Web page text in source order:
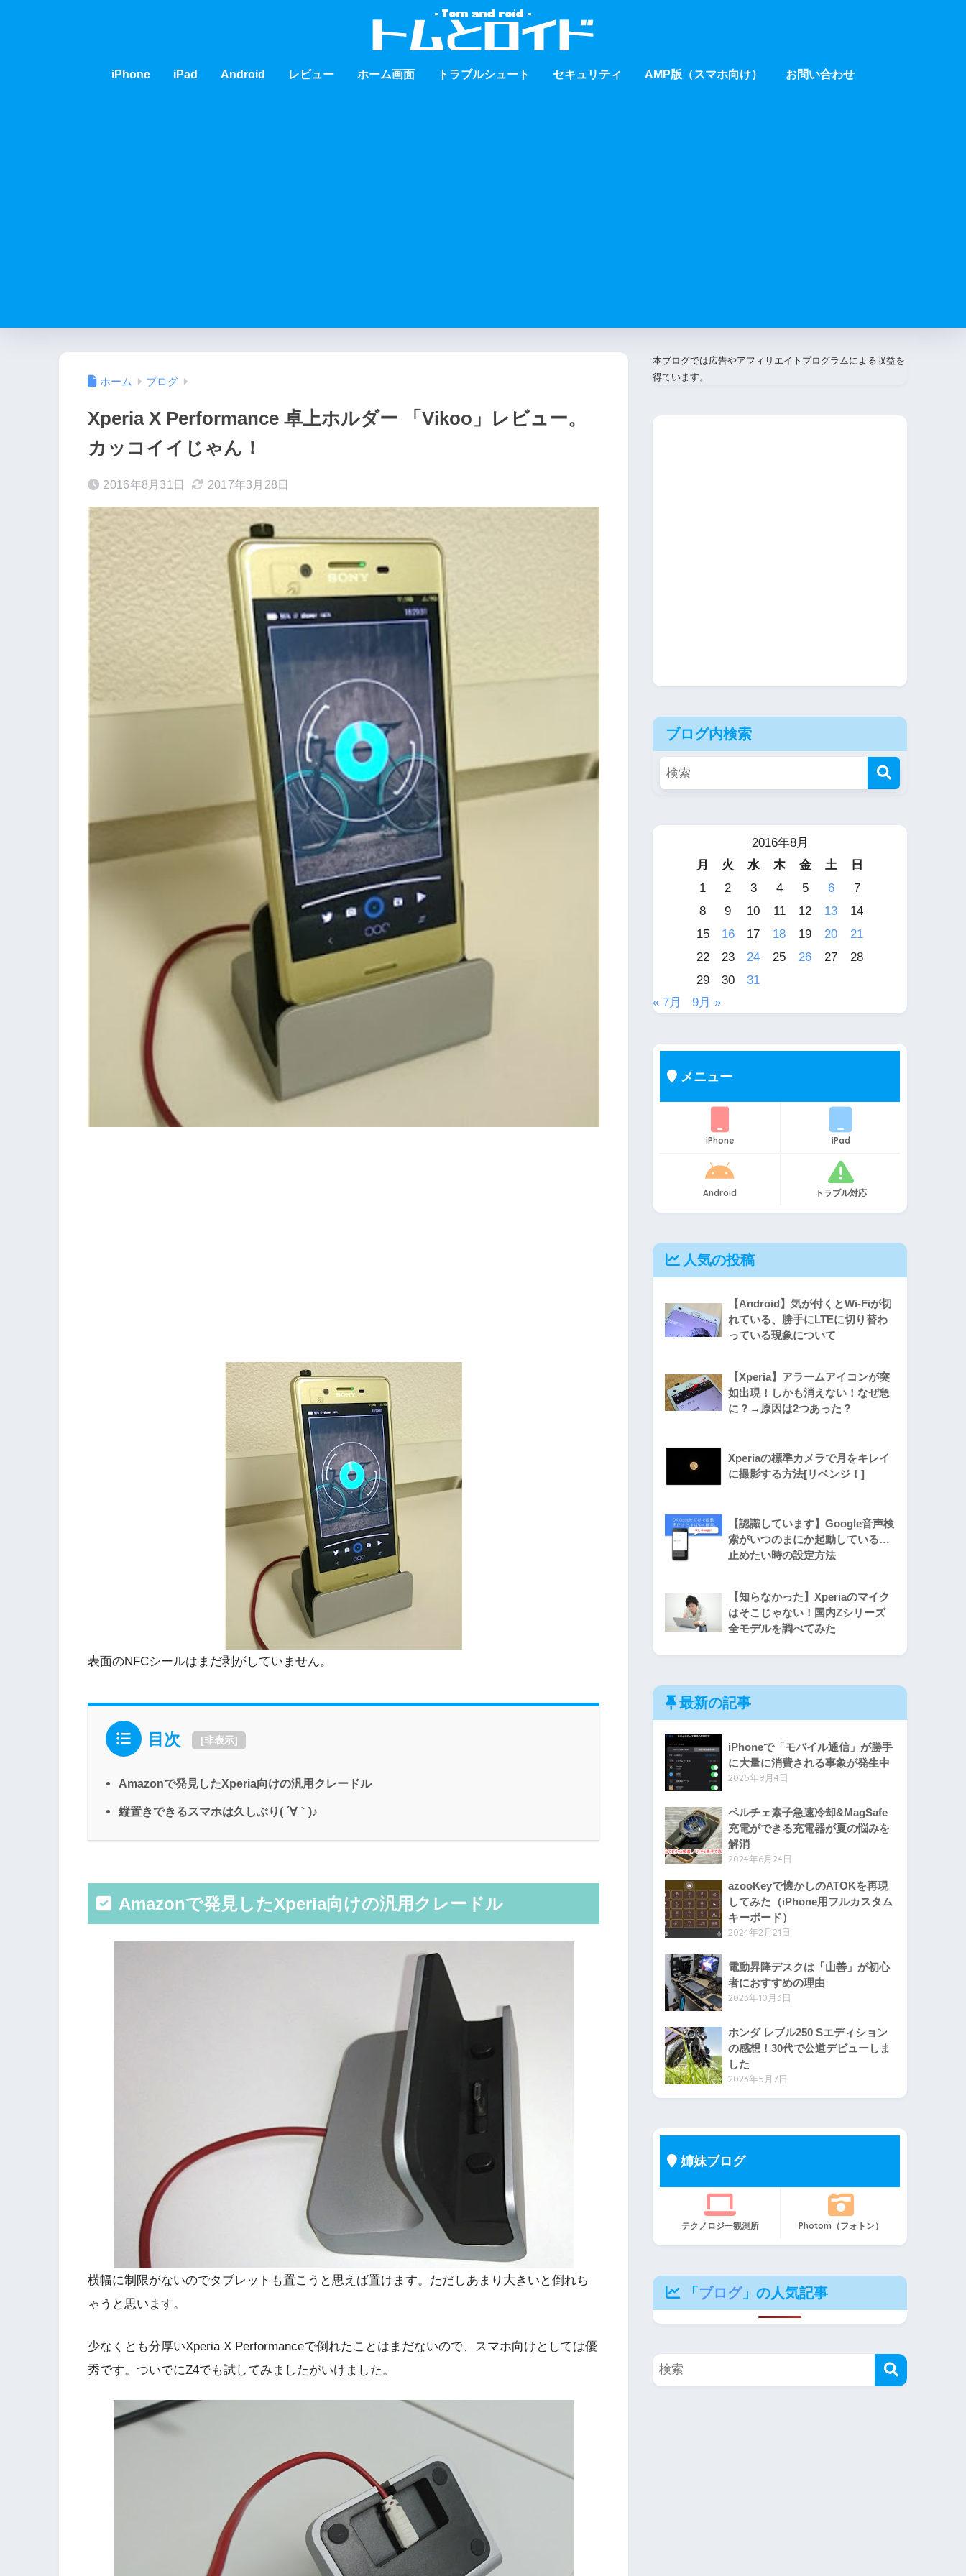
iPhone iPad Android レビュー ホーム画面 トラブルシュート セキュリティ AMP版（スマホ向け） お問い合わせ
ホーム ブログ
Xperia X Performance 卓上ホルダー 「Vikoo」レビュー。
カッコイイじゃん！
2016年8月31日 2017年3月28日
表面のNFCシールはまだ剥がしていません。
目次 [非表示]
Amazonで発見したXperia向けの汎用クレードル
縦置きできるスマホは久しぶり( ´∀｀)♪
Amazonで発見したXperia向けの汎用クレードル
横幅に制限がないのでタブレットも置こうと思えば置けます。ただしあまり大きいと倒れち
ゃうと思います。
少なくとも分厚いXperia X Performanceで倒れたことはまだないので、スマホ向けとしては優
秀です。ついでにZ4でも試してみましたがいけました。
本ブログでは広告やアフィリエイトプログラムによる収益を
得ています。
ブログ内検索
2016年8月
月
火 水 木 金 土
日
1
2 3 4 5 6
7
8
9 10 11 12 13
14
15
16 17 18 19 20
21
22
23 24 25 26 27
28
29
30
31
« 7月
9月 »
メニュー
iPhone iPad
Android トラブル対応
人気の投稿
【Android】気が付くとWi-Fiが切
れている、勝手にLTEに切り替わ
っている現象について
【Xperia】アラームアイコンが突
如出現！しかも消えない！なぜ急
に？→原因は2つあった？
Xperiaの標準カメラで月をキレイ
に撮影する方法[リベンジ！]
【認識しています】Google音声検
索がいつのまにか起動している…
止めたい時の設定方法
【知らなかった】Xperiaのマイク
はそこじゃない！国内Zシリーズ
全モデルを調べてみた
最新の記事
iPhoneで「モバイル通信」が勝手
に大量に消費される事象が発生中
2025年9月4日
ペルチェ素子急速冷却&MagSafe
充電ができる充電器が夏の悩みを
解消
2024年6月24日
azooKeyで懐かしのATOKを再現
してみた（iPhone用フルカスタム
キーボード）
2024年2月21日
電動昇降デスクは「山善」が初心
者におすすめの理由
2023年10月3日
ホンダ レブル250 Sエディション
の感想！30代で公道デビューしま
した
2023年5月7日
姉妹ブログ
テクノロジー観測所 Photom（フォトン）
「ブログ」の人気記事